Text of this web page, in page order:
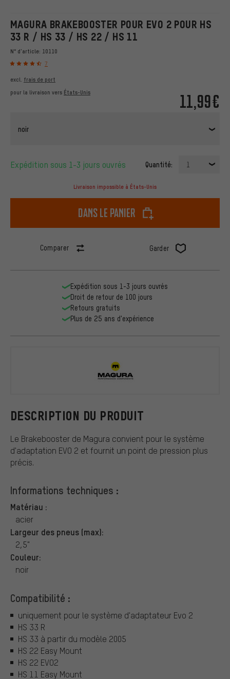
MAGURA BRAKEBOOSTER POUR EVO 2 POUR HS
33 R / HS 33 / HS 22 / HS 11
N° d'article: 10110
7
11,99€
excl. frais de port
pour la livraison vers États-Unis
noir
Expédition sous 1-3 jours ouvrés Quantité: 1
Livraison impossible à États-Unis
dans le panier
Comparer Garder
DESCRIPTION DU PRODUIT
Le Brakebooster de Magura convient pour le système
d'adaptation EVO 2 et fournit un point de pression plus
précis.
Informations techniques :
Matériau :
acier
Largeur des pneus (max):
2,5"
Couleur:
noir
Compatibilité :
uniquement pour le système d'adaptateur Evo 2
HS 33 R
HS 33 à partir du modèle 2005
HS 22 Easy Mount
HS 22 EVO2
HS 11 Easy Mount
Expédition sous 1-3 jours ouvrés
Droit de retour de 100 jours
Retours gratuits
Plus de 25 ans d'expérience